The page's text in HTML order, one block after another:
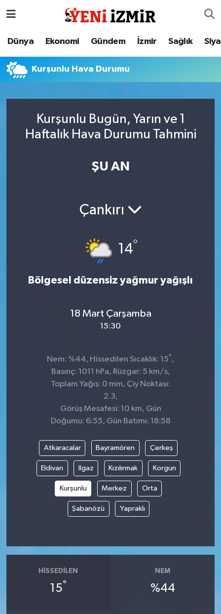
Dünya Ekonomi Gündem İzmir Sağlık
Kurşunlu Hava Durumu
Kurşunlu Bugün, Yarın ve 1
Haftalık Hava Durumu Tahmini
ŞU AN
Çankırı
14°
Bölgesel düzensiz yağmur yağışlı
18 Mart Çarşamba
15:30
Nem: %44, Hissedilen Sıcaklık: 15° ,
Basınç: 1011 hPa, Rüzgar: 5 km/s,
Toplam Yağış: 0 mm, Çiy Noktası:
2.3,
Görüş Mesafesi: 10 km, Gün
Doğumu: 6:55, Gün Batımı: 18:58
Atkaracalar Bayramören Çerkeş
Eldivan Ilgaz Kızılırmak Korgun
Kurşunlu Merkez Orta
Şabanözü Yapraklı
HISSEDILEN
15°
NEM
%44
Dünya
İzmir
Sağlık
İzmir Nöbetçi Eczaneler
İzmir Trafik Yoğunluk Haritası
Süper Lig Puan Durumu ve Fikstür